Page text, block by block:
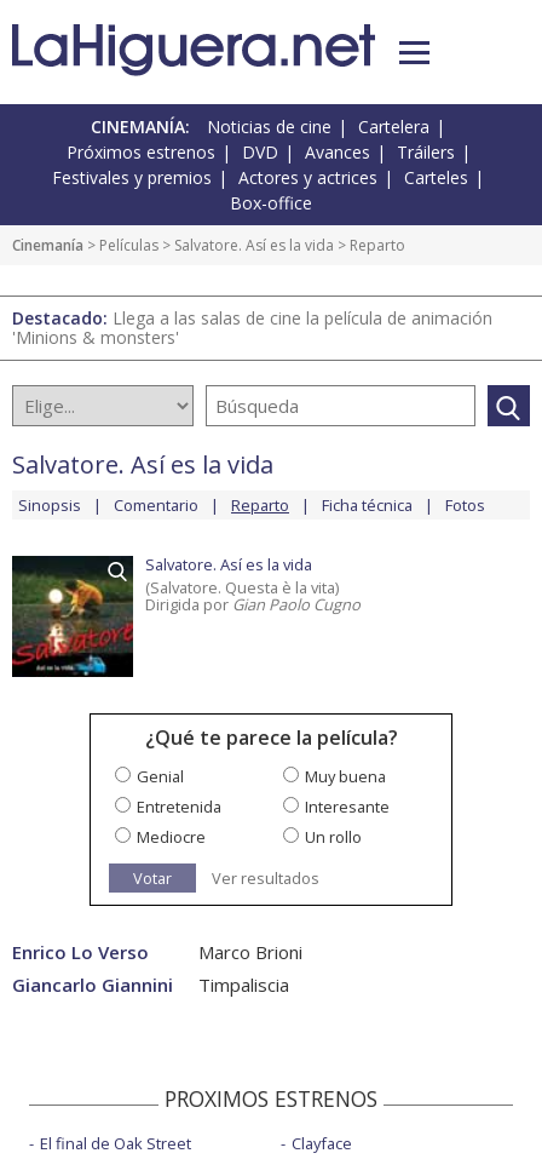
CINEMANÍA: Noticias de cine
Cartelera
Próximos estrenos
DVD Avances
Tráilers
Festivales y premios
Actores y actrices
Carteles
Box-office
Cinemanía > Películas > Salvatore. Así es la vida > Reparto
Destacado: Llega a las salas de cine la película de animación
'Minions & monsters'
Salvatore. Así es la vida
Sinopsis Comentario Reparto Ficha técnica Fotos
Salvatore. Así es la vida
(Salvatore. Questa è la vita)
Dirigida por Gian Paolo Cugno
¿Qué te parece la película?
Genial
Muy buena
Entretenida
Interesante
Mediocre
Un rollo
Votar
Ver resultados
Enrico Lo Verso
Marco Brioni
Giancarlo Giannini
Timpaliscia
PROXIMOS ESTRENOS
El final de Oak Street
Clayface